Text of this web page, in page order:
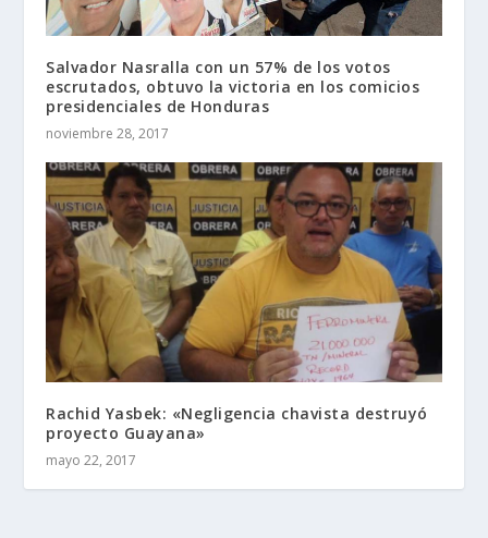
Salvador Nasralla con un 57% de los votos
escrutados, obtuvo la victoria en los comicios
presidenciales de Honduras
noviembre 28, 2017
Rachid Yasbek: «Negligencia chavista destruyó
proyecto Guayana»
mayo 22, 2017